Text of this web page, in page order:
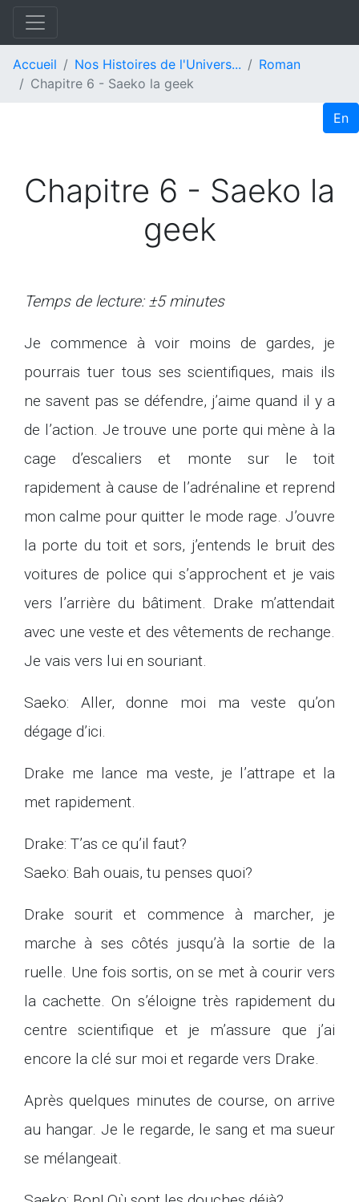
Accueil Nos Histoires de l'Univers...
Roman
Chapitre 6 - Saeko la geek
En
Chapitre 6 - Saeko la
geek
Temps de lecture: ±5 minutes
Je commence à voir moins de gardes, je
pourrais tuer tous ses scientifiques, mais ils
ne savent pas se défendre, j’aime quand il y a
de l’action. Je trouve une porte qui mène à la
cage d’escaliers et monte sur le toit
rapidement à cause de l’adrénaline et reprend
mon calme pour quitter le mode rage. J’ouvre
la porte du toit et sors, j’entends le bruit des
voitures de police qui s’approchent et je vais
vers l’arrière du bâtiment. Drake m’attendait
avec une veste et des vêtements de rechange.
Je vais vers lui en souriant.
Saeko: Aller, donne moi ma veste qu’on
dégage d’ici.
Drake me lance ma veste, je l’attrape et la
met rapidement.
Drake: T’as ce qu’il faut?
Saeko: Bah ouais, tu penses quoi?
Drake sourit et commence à marcher, je
marche à ses côtés jusqu’à la sortie de la
ruelle. Une fois sortis, on se met à courir vers
la cachette. On s’éloigne très rapidement du
centre scientifique et je m’assure que j’ai
encore la clé sur moi et regarde vers Drake.
Après quelques minutes de course, on arrive
au hangar. Je le regarde, le sang et ma sueur
se mélangeait.